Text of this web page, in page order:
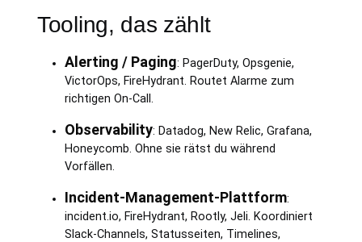
Tooling, das zählt
Alerting / Paging: PagerDuty, Opsgenie,
VictorOps, FireHydrant. Routet Alarme zum
richtigen On-Call.
Observability: Datadog, New Relic, Grafana,
Honeycomb. Ohne sie rätst du während
Vorfällen.
Incident-Management-Plattform:
incident.io, FireHydrant, Rootly, Jeli. Koordiniert
Slack-Channels, Statusseiten, Timelines,